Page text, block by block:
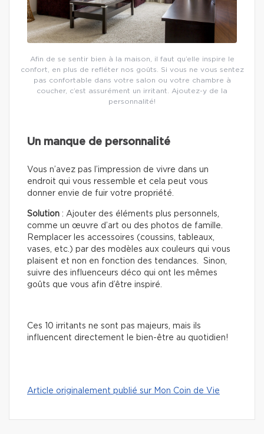
Afin de se sentir bien à la maison, il faut qu’elle inspire le
confort, en plus de refléter nos goûts. Si vous ne vous sentez
pas confortable dans votre salon ou votre chambre à
coucher, c’est assurément un irritant. Ajoutez-y de la
personnalité!
Un manque de personnalité
Vous n’avez pas l’impression de vivre dans un
endroit qui vous ressemble et cela peut vous
donner envie de fuir votre propriété.
Solution : Ajouter des éléments plus personnels,
comme un œuvre d’art ou des photos de famille.
Remplacer les accessoires (coussins, tableaux,
vases, etc.) par des modèles aux couleurs qui vous
plaisent et non en fonction des tendances. Sinon,
suivre des influenceurs déco qui ont les mêmes
goûts que vous afin d’être inspiré.
Ces 10 irritants ne sont pas majeurs, mais ils
influencent directement le bien-être au quotidien!
Article originalement publié sur Mon Coin de Vie